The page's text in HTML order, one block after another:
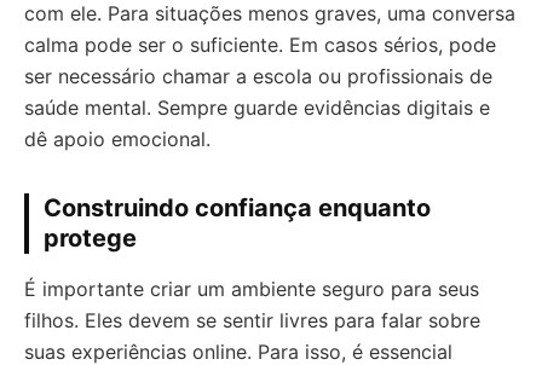
com ele. Para situações menos graves, uma conversa
calma pode ser o suficiente. Em casos sérios, pode
ser necessário chamar a escola ou profissionais de
saúde mental. Sempre guarde evidências digitais e
dê apoio emocional.
Construindo confiança enquanto
protege
É importante criar um ambiente seguro para seus
filhos. Eles devem se sentir livres para falar sobre
suas experiências online. Para isso, é essencial